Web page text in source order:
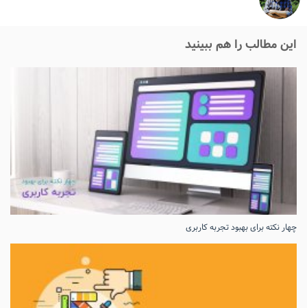
این مطالب را هم ببینید
چهار نکته برای بهبود تجربه کاربری